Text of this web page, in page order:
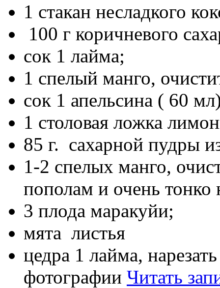
1 стакан несладкого
100 г коричневого
сок 1 лайма;
1 спелый манго,
сок 1 апельсина ( 60
1 столовая ложка
85 г. сахарной пудры
1-2 спелых манго,
пополам и очень тонко
3 плода маракуйи;
мята листья
цедра 1 лайма,
фотографии Читать